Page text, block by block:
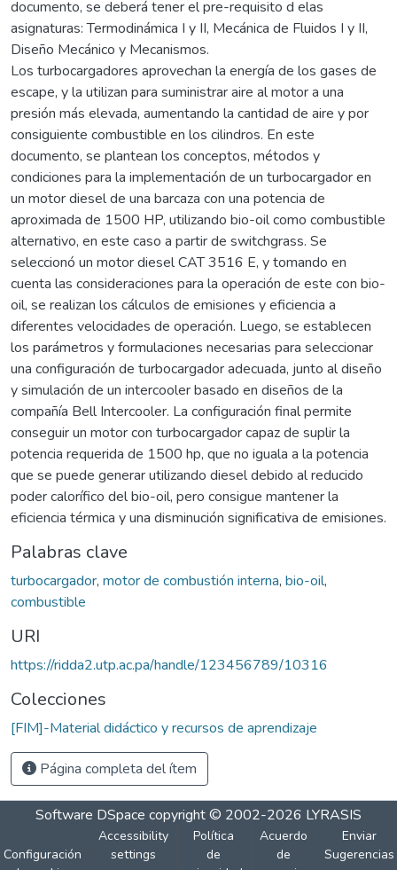
documento, se deberá tener el pre-requisito d elas
asignaturas: Termodinámica I y II, Mecánica de Fluidos I y II,
Diseño Mecánico y Mecanismos.
Los turbocargadores aprovechan la energía de los gases de
escape, y la utilizan para suministrar aire al motor a una
presión más elevada, aumentando la cantidad de aire y por
consiguiente combustible en los cilindros. En este
documento, se plantean los conceptos, métodos y
condiciones para la implementación de un turbocargador en
un motor diesel de una barcaza con una potencia de
aproximada de 1500 HP, utilizando bio-oil como combustible
alternativo, en este caso a partir de switchgrass. Se
seleccionó un motor diesel CAT 3516 E, y tomando en
cuenta las consideraciones para la operación de este con bio-
oil, se realizan los cálculos de emisiones y eficiencia a
diferentes velocidades de operación. Luego, se establecen
los parámetros y formulaciones necesarias para seleccionar
una configuración de turbocargador adecuada, junto al diseño
y simulación de un intercooler basado en diseños de la
compañía Bell Intercooler. La configuración final permite
conseguir un motor con turbocargador capaz de suplir la
potencia requerida de 1500 hp, que no iguala a la potencia
que se puede generar utilizando diesel debido al reducido
poder calorífico del bio-oil, pero consigue mantener la
eficiencia térmica y una disminución significativa de emisiones.
Palabras clave
turbocargador, motor de combustión interna, bio-oil,
combustible
URI
https://ridda2.utp.ac.pa/handle/123456789/10316
Colecciones
[FIM]-Material didáctico y recursos de aprendizaje
Página completa del ítem
Software DSpace copyright © 2002-2026 LYRASIS
Configuración
Accessibility
settings
Política
de
Acuerdo
de
Enviar
Sugerencias